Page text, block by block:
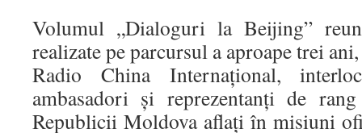
Volumul „Dialoguri la Beijing”
realizate pe parcursul a aproape trei
Radio China Internaţional,
ambasadori şi reprezentanţi de
Republicii Moldova aflaţi în misiuni